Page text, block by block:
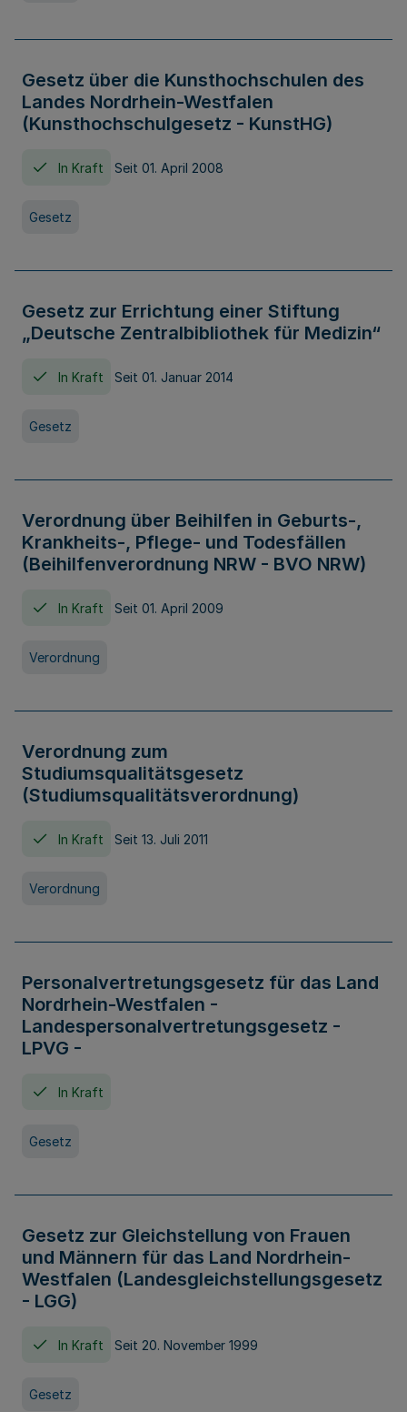
Gesetz über die Kunsthochschulen des
Landes Nordrhein-Westfalen
(Kunsthochschulgesetz - KunstHG)
In Kraft Seit 01. April 2008
Gesetz
Gesetz zur Errichtung einer Stiftung
„Deutsche Zentralbibliothek für Medizin“
In Kraft Seit 01. Januar 2014
Gesetz
Verordnung über Beihilfen in Geburts-,
Krankheits-, Pflege- und Todesfällen
(Beihilfenverordnung NRW - BVO NRW)
In Kraft Seit 01. April 2009
Verordnung
Verordnung zum
Studiumsqualitätsgesetz
(Studiumsqualitätsverordnung)
In Kraft Seit 13. Juli 2011
Verordnung
Personalvertretungsgesetz für das Land
Nordrhein-Westfalen -
Landespersonalvertretungsgesetz -
LPVG -
In Kraft
Gesetz
Gesetz zur Gleichstellung von Frauen
und Männern für das Land Nordrhein-
Westfalen (Landesgleichstellungsgesetz
- LGG)
In Kraft Seit 20. November 1999
Gesetz